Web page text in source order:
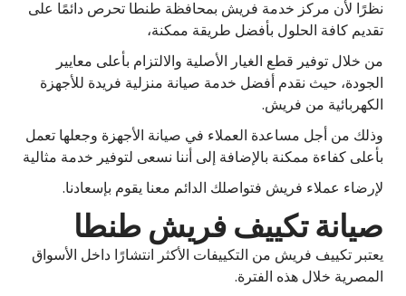
نظرًا لأن مركز خدمة فريش بمحافظة طنطا تحرص دائمًا على
تقديم كافة الحلول بأفضل طريقة ممكنة،
من خلال توفير قطع الغيار الأصلية والالتزام بأعلى معايير
الجودة، حيث نقدم أفضل خدمة صيانة منزلية فريدة للأجهزة
الكهربائية من فريش.
وذلك من أجل مساعدة العملاء في صيانة الأجهزة وجعلها تعمل
بأعلى كفاءة ممكنة بالإضافة إلى أننا نسعى لتوفير خدمة مثالية
لإرضاء عملاء فريش فتواصلك الدائم معنا يقوم بإسعادنا.
صيانة تكييف فريش طنطا
يعتبر تكييف فريش من التكييفات الأكثر انتشارًا داخل الأسواق
المصرية خلال هذه الفترة.